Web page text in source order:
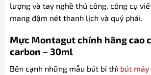
lượng và tay nghề thủ công, công cụ
mang đậm nét thanh lịch và quý phái.
Mực Montagut chính hãng cao
carbon – 30ml
Bên cạnh những mẫu bút bi thì bút máy